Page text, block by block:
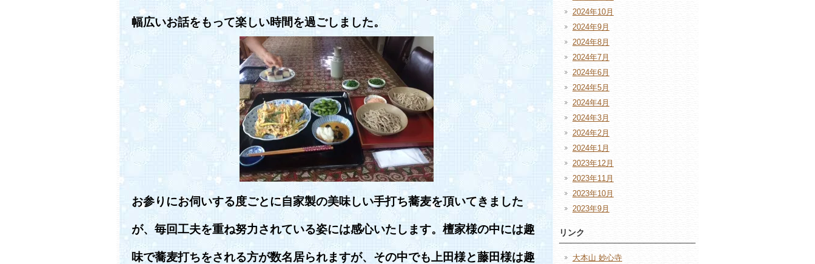
幅広いお話をもって楽しい時間を過ごしました。
お参りにお伺いする度ごとに自家製の美味しい手打ち蕎麦を頂いてきました
が、毎回工夫を重ね努力されている姿には感心いたします。檀家様の中には趣
味で蕎麦打ちをされる方が数名居られますが、その中でも上田様と藤田様は趣
2024年10月
2024年9月
2024年8月
2024年7月
2024年6月
2024年5月
2024年4月
2024年3月
2024年2月
2024年1月
2023年12月
2023年11月
2023年10月
2023年9月
リンク
大本山 妙心寺